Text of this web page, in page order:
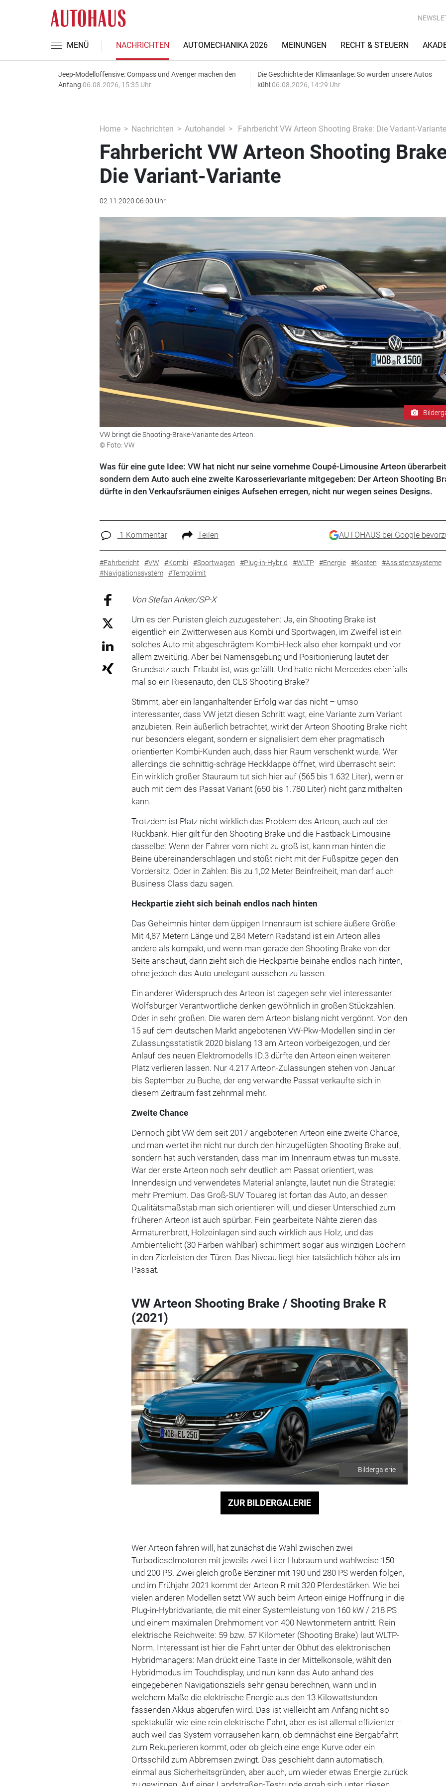
MENÜ NACHRICHTEN AUTOMECHANIKA 2026 MEINUNGEN RECHT & STEUERN
Jeep-Modelloffensive: Compass und Avenger machen den
Anfang 06.08.2026, 15:35 Uhr
Die Geschichte der Klimaanlage: So wurden unsere Autos
kühl 06.08.2026, 14:29 Uhr
Home Nachrichten Autohandel Fahrbericht VW Arteon Shooting Brake: Die Variant-Variante
Fahrbericht VW Arteon Shooting
Die Variant-Variante
02.11.2020 06:00 Uhr
VW bringt die Shooting-Brake-Variante des Arteon.
© Foto: VW
Was für eine gute Idee: VW hat nicht nur seine vornehme Coupé-Limousine Arteon
sondern dem Auto auch eine zweite Karosserievariante mitgegeben: Der Arteon Shooting
dürfte in den Verkaufsräumen einiges Aufsehen erregen, nicht nur wegen seines Designs.
1 Kommentar Teilen AUTOHAUS bei Google
#Fahrbericht #VW #Kombi #Sportwagen #Plug-in-Hybrid #WLTP #Energie #Kosten
#Assistenzsysteme
#Navigationssystem
#Tempolimit
Von Stefan Anker/SP-X
Um es den Puristen gleich zuzugestehen: Ja, ein Shooting Brake ist
eigentlich ein Zwitterwesen aus Kombi und Sportwagen, im Zweifel ist ein
solches Auto mit abgeschrägtem Kombi-Heck also eher kompakt und vor
allem zweitürig. Aber bei Namensgebung und Positionierung lautet der
Grundsatz auch: Erlaubt ist, was gefällt. Und hatte nicht Mercedes ebenfalls
mal so ein Riesenauto, den CLS Shooting Brake?
Stimmt, aber ein langanhaltender Erfolg war das nicht – umso
interessanter, dass VW jetzt diesen Schritt wagt, eine Variante zum Variant
anzubieten. Rein äußerlich betrachtet, wirkt der Arteon Shooting Brake nicht
nur besonders elegant, sondern er signalisiert dem eher pragmatisch
orientierten Kombi-Kunden auch, dass hier Raum verschenkt wurde. Wer
allerdings die schnittig-schräge Heckklappe öffnet, wird überrascht sein:
Ein wirklich großer Stauraum tut sich hier auf (565 bis 1.632 Liter), wenn er
auch mit dem des Passat Variant (650 bis 1.780 Liter) nicht ganz mithalten
kann.
Trotzdem ist Platz nicht wirklich das Problem des Arteon, auch auf der
Rückbank. Hier gilt für den Shooting Brake und die Fastback-Limousine
dasselbe: Wenn der Fahrer vorn nicht zu groß ist, kann man hinten die
Beine übereinanderschlagen und stößt nicht mit der Fußspitze gegen den
Vordersitz. Oder in Zahlen: Bis zu 1,02 Meter Beinfreiheit, man darf auch
Business Class dazu sagen.
Heckpartie zieht sich beinah endlos nach hinten
Das Geheimnis hinter dem üppigen Innenraum ist schiere äußere Größe:
Mit 4,87 Metern Länge und 2,84 Metern Radstand ist ein Arteon alles
andere als kompakt, und wenn man gerade den Shooting Brake von der
Seite anschaut, dann zieht sich die Heckpartie beinahe endlos nach hinten,
ohne jedoch das Auto unelegant aussehen zu lassen.
Ein anderer Widerspruch des Arteon ist dagegen sehr viel interessanter:
Wolfsburger Verantwortliche denken gewöhnlich in großen Stückzahlen.
Oder in sehr großen. Die waren dem Arteon bislang nicht vergönnt. Von den
15 auf dem deutschen Markt angebotenen VW-Pkw-Modellen sind in der
Zulassungsstatistik 2020 bislang 13 am Arteon vorbeigezogen, und der
Anlauf des neuen Elektromodells ID.3 dürfte den Arteon einen weiteren
Platz verlieren lassen. Nur 4.217 Arteon-Zulassungen stehen von Januar
bis September zu Buche, der eng verwandte Passat verkaufte sich in
diesem Zeitraum fast zehnmal mehr.
Zweite Chance
Dennoch gibt VW dem seit 2017 angebotenen Arteon eine zweite Chance,
und man wertet ihn nicht nur durch den hinzugefügten Shooting Brake auf,
sondern hat auch verstanden, dass man im Innenraum etwas tun musste.
War der erste Arteon noch sehr deutlich am Passat orientiert, was
Innendesign und verwendetes Material anlangte, lautet nun die Strategie:
mehr Premium. Das Groß-SUV Touareg ist fortan das Auto, an dessen
Qualitätsmaßstab man sich orientieren will, und dieser Unterschied zum
früheren Arteon ist auch spürbar. Fein gearbeitete Nähte zieren das
Armaturenbrett, Holzeinlagen sind auch wirklich aus Holz, und das
Ambientelicht (30 Farben wählbar) schimmert sogar aus winzigen Löchern
in den Zierleisten der Türen. Das Niveau liegt hier tatsächlich höher als im
Passat.
VW Arteon Shooting Brake / Shooting Brake R
(2021)
Bildergalerie
ZUR BILDERGALERIE
Wer Arteon fahren will, hat zunächst die Wahl zwischen zwei
Turbodieselmotoren mit jeweils zwei Liter Hubraum und wahlweise 150
und 200 PS. Zwei gleich große Benziner mit 190 und 280 PS werden folgen,
und im Frühjahr 2021 kommt der Arteon R mit 320 Pferdestärken. Wie bei
vielen anderen Modellen setzt VW auch beim Arteon einige Hoffnung in die
Plug-in-Hybridvariante, die mit einer Systemleistung von 160 kW / 218 PS
und einem maximalen Drehmoment von 400 Newtonmetern antritt. Rein
elektrische Reichweite: 59 bzw. 57 Kilometer (Shooting Brake) laut WLTP-
Norm. Interessant ist hier die Fahrt unter der Obhut des elektronischen
Hybridmanagers: Man drückt eine Taste in der Mittelkonsole, wählt den
Hybridmodus im Touchdisplay, und nun kann das Auto anhand des
eingegebenen Navigationsziels sehr genau berechnen, wann und in
welchem Maße die elektrische Energie aus den 13 Kilowattstunden
fassenden Akkus abgerufen wird. Das ist vielleicht am Anfang nicht so
spektakulär wie eine rein elektrische Fahrt, aber es ist allemal effizienter –
auch weil das System vorrausehen kann, ob demnächst eine Bergabfahrt
zum Rekuperieren kommt, oder ob gleich eine enge Kurve oder ein
Ortsschild zum Abbremsen zwingt. Das geschieht dann automatisch,
einmal aus Sicherheitsgründen, aber auch, um wieder etwas Energie zurück